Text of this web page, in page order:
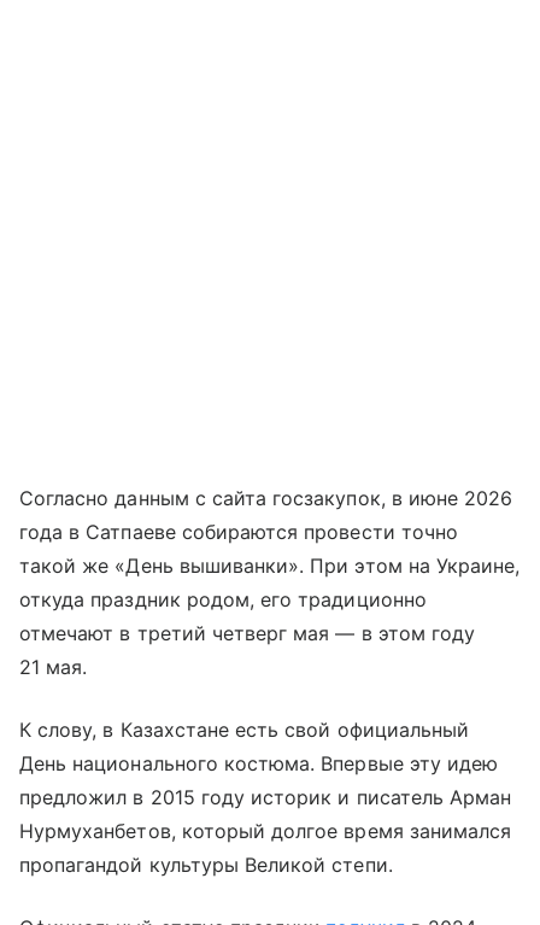
Согласно данным с сайта госзакупок, в июне 2026
года в Сатпаеве собираются провести точно
такой же «День вышиванки». При этом на Украине,
откуда праздник родом, его традиционно
отмечают в третий четверг мая — в этом году
21 мая.
К слову, в Казахстане есть свой официальный
День национального костюма. Впервые эту идею
предложил в 2015 году историк и писатель Арман
Нурмуханбетов, который долгое время занимался
пропагандой культуры Великой степи.